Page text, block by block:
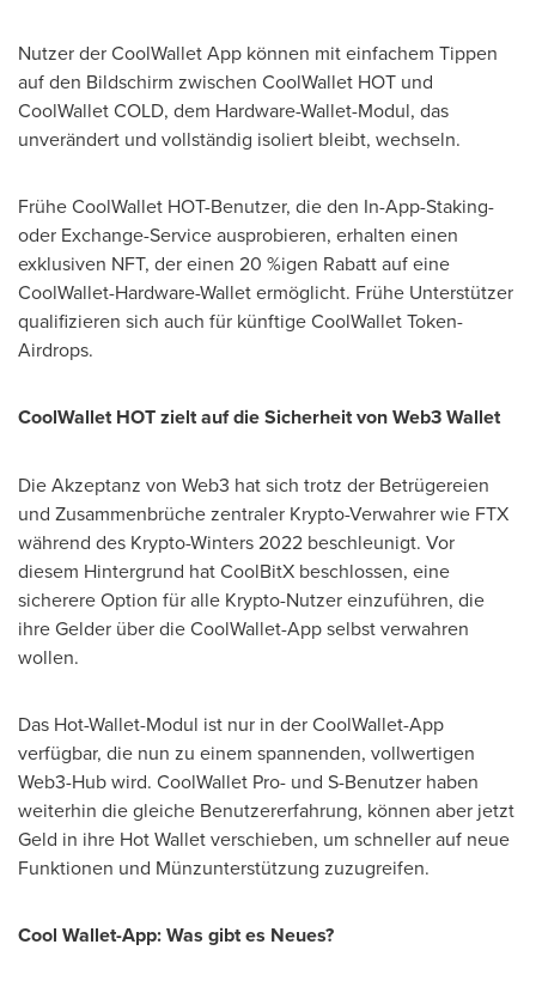
Nutzer der CoolWallet App können mit einfachem Tippen
auf den Bildschirm zwischen CoolWallet HOT und
CoolWallet COLD, dem Hardware-Wallet-Modul, das
unverändert und vollständig isoliert bleibt, wechseln.
Frühe CoolWallet HOT-Benutzer, die den In-App-Staking-
oder Exchange-Service ausprobieren, erhalten einen
exklusiven NFT, der einen 20 %igen Rabatt auf eine
CoolWallet-Hardware-Wallet ermöglicht. Frühe Unterstützer
qualifizieren sich auch für künftige CoolWallet Token-
Airdrops.
CoolWallet HOT zielt auf die Sicherheit von Web3 Wallet
Die Akzeptanz von Web3 hat sich trotz der Betrügereien
und Zusammenbrüche zentraler Krypto-Verwahrer wie FTX
während des Krypto-Winters 2022 beschleunigt. Vor
diesem Hintergrund hat CoolBitX beschlossen, eine
sicherere Option für alle Krypto-Nutzer einzuführen, die
ihre Gelder über die CoolWallet-App selbst verwahren
wollen.
Das Hot-Wallet-Modul ist nur in der CoolWallet-App
verfügbar, die nun zu einem spannenden, vollwertigen
Web3-Hub wird. CoolWallet Pro- und S-Benutzer haben
weiterhin die gleiche Benutzererfahrung, können aber jetzt
Geld in ihre Hot Wallet verschieben, um schneller auf neue
Funktionen und Münzunterstützung zuzugreifen.
Cool Wallet-App: Was gibt es Neues?